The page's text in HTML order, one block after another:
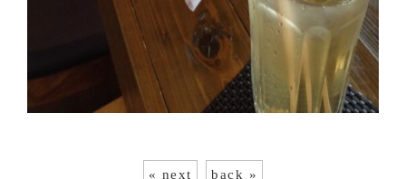
« next back »